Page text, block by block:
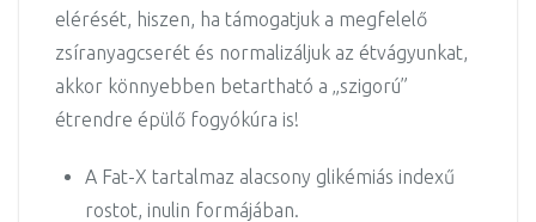
elérését, hiszen, ha támogatjuk a megfelelő
zsíranyagcserét és normalizáljuk az étvágyunkat,
akkor könnyebben betartható a „szigorú”
étrendre épülő fogyókúra is!
A Fat-X tartalmaz alacsony glikémiás indexű
rostot, inulin formájában.